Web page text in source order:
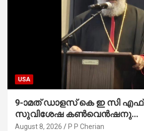
USA
9-ാമത് ഡാളസ് കെ ഇ സി എഫ് സംയുക്ത
സുവിശേഷ കൺവെൻഷനു
പ്രാർത്ഥനാനിർഭരമായ തുടക്കം
August 8, 2026 P P Cherian